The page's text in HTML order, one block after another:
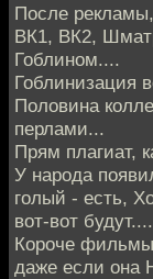
После
ВК1, ВК2,
Гоблином....
Гоблинизация
Половина
перлами...
Прям плагиат,
У народа
голый - есть,
вот-вот будут....
Короче
даже если